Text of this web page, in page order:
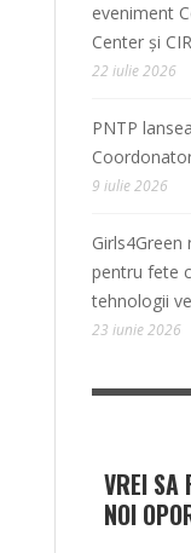
eveniment
Center și
22 iulie 2026
PNTP
9 iulie 2026
pentru fete
tehnologii
23 iunie 2026
VREI SA
NOI